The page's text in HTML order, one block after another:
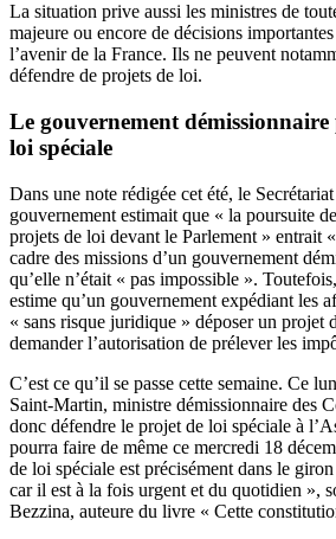
La situation prive aussi les ministres de
majeure ou encore de décisions
l’avenir de la France. Ils ne peuvent
défendre de projets de loi.
Le gouvernement
loi spéciale
Dans une note rédigée cet été, le
gouvernement estimait que « la poursuite
projets de loi devant le Parlement » entrait
cadre des missions d’un gouvernement
qu’elle n’était « pas impossible ».
estime qu’un gouvernement expédiant les
« sans risque juridique » déposer un projet
demander l’autorisation de prélever les
C’est ce qu’il se passe cette semaine. Ce
Saint-Martin, ministre démissionnaire des
donc défendre le projet de loi spéciale à
pourra faire de même ce mercredi 18
de loi spéciale est précisément dans le
car il est à la fois urgent et du quotidien »,
Bezzina, auteure du livre « Cette